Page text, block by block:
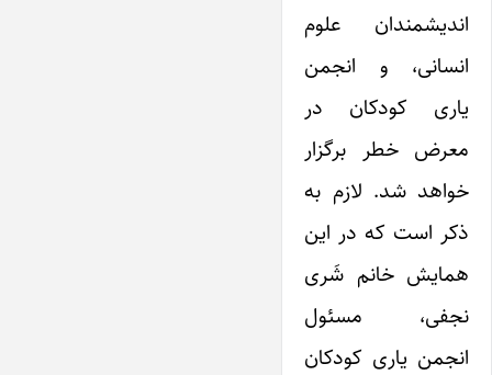
اندیشمندان علوم
انسانی، و انجمن
یاری کودکان در
معرض خطر برگزار
خواهد شد. لازم به
ذکر است که در این
همایش خانم شَری
نجفی، مسئول
انجمن یاری کودکان